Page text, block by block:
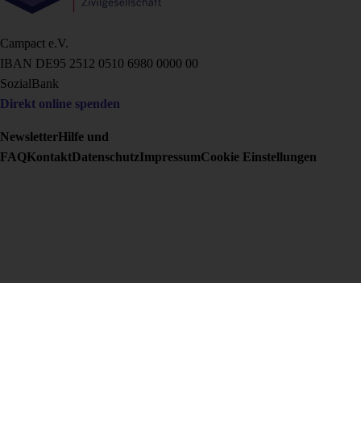
Campact e.V.
IBAN DE95 2‍5‍1‍2 0‍5‍1‍0 6‍9‍8‍0 0‍0‍0‍0 0‍0
SozialBank
Direkt online spenden
NewsletterHilfe und
FAQKontaktDatenschutzImpressumCookie Einstellungen